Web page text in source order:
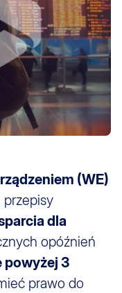
(WE)
przepisy
dla
opóźnień
powyżej 3
prawo do